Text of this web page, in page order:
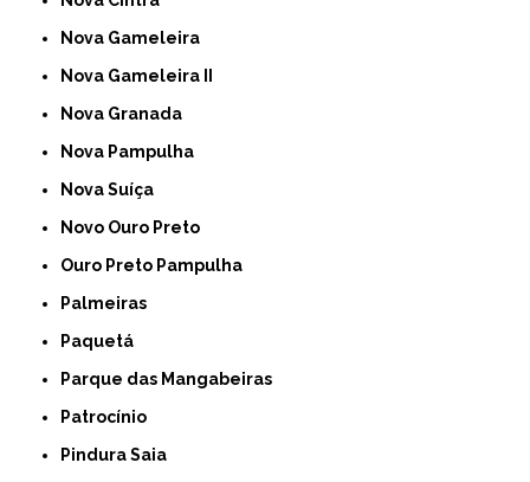
Nova Gameleira
Nova Gameleira II
Nova Granada
Nova Pampulha
Nova Suíça
Novo Ouro Preto
Ouro Preto Pampulha
Palmeiras
Paquetá
Parque das Mangabeiras
Patrocínio
Pindura Saia